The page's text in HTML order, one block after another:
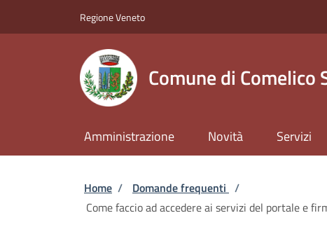
Regione Veneto
Comune di Comelico
Amministrazione Novità Servizi
Briciole di pane
Home / Domande frequenti /
Come faccio ad accedere ai servizi del portale e